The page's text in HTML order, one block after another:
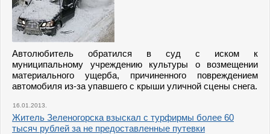
Автолюбитель обратился в суд с иском к
муниципальному учреждению культуры о возмещении
материального ущерба, причиненного повреждением
автомобиля из-за упавшего с крыши уличной сцены снега.
16.01.2013.
Житель Зеленогорска взыскал с турфирмы более 60
тысяч рублей за не предоставленные путевки